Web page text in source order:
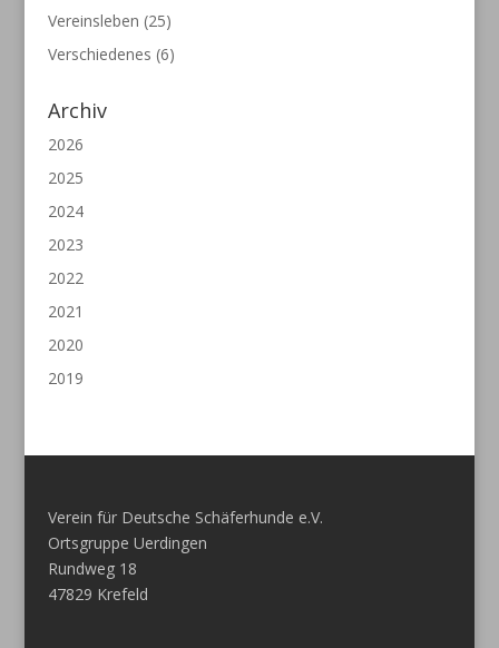
Vereinsleben (25)
Verschiedenes (6)
Archiv
2026
2025
2024
2023
2022
2021
2020
2019
Verein für Deutsche Schäferhunde e.V.
Ortsgruppe Uerdingen
Rundweg 18
47829 Krefeld